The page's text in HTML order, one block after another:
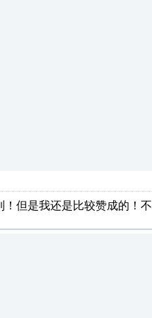
但是我还是比较赞成的！不